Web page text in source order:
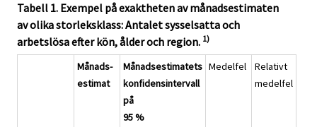
Tabell 1. Exempel på exaktheten av månadsestimaten
av olika storleksklass: Antalet sysselsatta och
arbetslösa efter kön, ålder och region. 1)
Månads-
estimat
Månadsestimatets
konfidensintervall
på
95 %
Medelfel
Relativt
medelfel